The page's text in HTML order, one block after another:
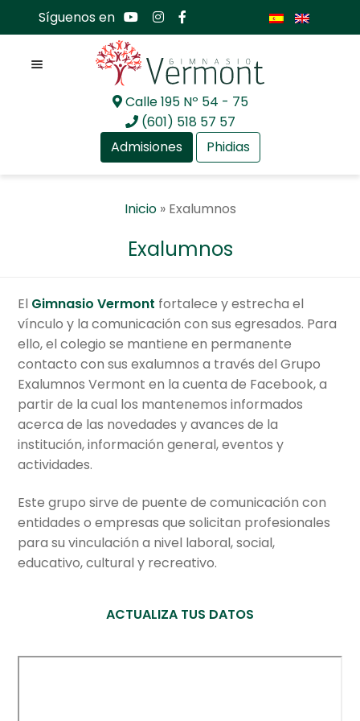
Síguenos en
Ir
a
la
Ir
al
contenido
Calle 195 Nº 54 - 75
(601) 518 57 57
Admisiones
Phidias
Menú
hijo
Actualidad
el
Comunidad GV
menú
Profesores
Consejo de Padres
Asopadres
FonVermont
Asociaciones
Centro cultural
Inicio» Exalumnos
Exalumnos
El Gimnasio Vermont fortalece y estrecha el
vínculo y la comunicación con sus egresados. Para
ello, el colegio se mantiene en permanente
contacto con sus exalumnos a través del Grupo
Exalumnos Vermont en la cuenta de Facebook, a
partir de la cual los mantenemos informados
acerca de las novedades y avances de la
institución, información general, eventos y
actividades.
Este grupo sirve de puente de comunicación con
entidades o empresas que solicitan profesionales
para su vinculación a nivel laboral, social,
educativo, cultural y recreativo.
ACTUALIZA TUS DATOS